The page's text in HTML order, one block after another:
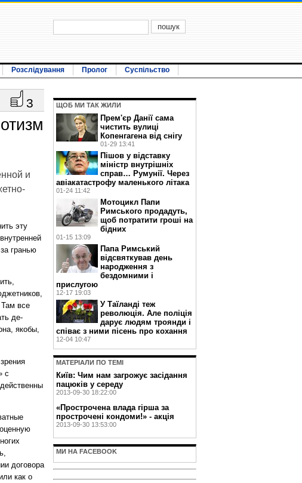
Розслідування Пролог Суспільство
3
и
эту
гранью
Там все
де-
якобы,
с
договора
как о
ЩОБ МИ ТАК ЖИЛИ
Прем'єр Данії сама
чистить вулиці
Копенгагена від снігу
01-29 13:41
Пішов у відставку
міністр внутрішніх
справ… Румунії. Через
авіакатастрофу маленького літака
01-24 11:42
Мотоцикл Папи
Римського продадуть,
щоб потратити гроші на
бідних
01-15 13:09
Папа Римський
відсвяткував день
народження з
бездомними і
прислугою
12-17 19:03
У Таїланді теж
революція. Але поліція
дарує людям троянди і
співає з ними пісень про кохання
12-04 10:47
МАТЕРIАЛИ ПО ТЕМI
Київ: Чим нам загрожує засідання
пацюків у середу
2013-09-30 18:22:00
«Прострочена влада гірша за
прострочені кондоми!» - акція
2013-09-30 13:53:00
МИ НА FACEBOOK